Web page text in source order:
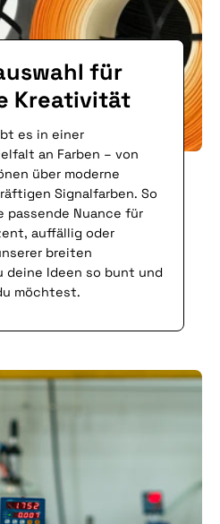
für
Kreativität
es in einer
an Farben – von
über moderne
Signalfarben. So
passende Nuance für
auffällig oder
breiten
deine Ideen so bunt und
möchtest.